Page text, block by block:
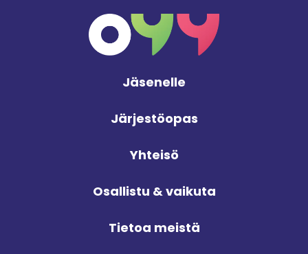
Jäsenelle
Järjestöopas
Yhteisö
Osallistu & vaikuta
Tietoa meistä